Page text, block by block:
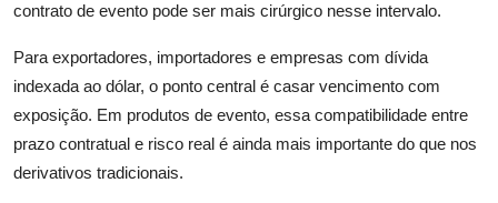
contrato de evento pode ser mais cirúrgico nesse intervalo.
Para exportadores, importadores e empresas com dívida
indexada ao dólar, o ponto central é casar vencimento com
exposição. Em produtos de evento, essa compatibilidade entre
prazo contratual e risco real é ainda mais importante do que nos
derivativos tradicionais.